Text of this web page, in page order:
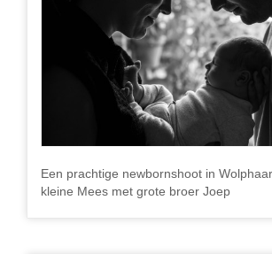
Een prachtige newbornshoot in
kleine Mees met grote broer Joep